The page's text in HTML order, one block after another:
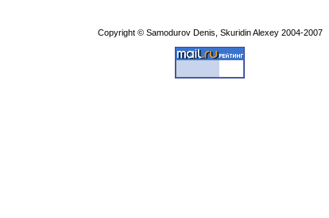
Copyright © Samodurov Denis, Skuridin Alexey 2004-2007